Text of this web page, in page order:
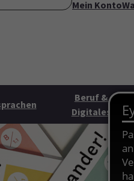
Kontakt FAQ
Mein Konto
Beruf &
Digitales